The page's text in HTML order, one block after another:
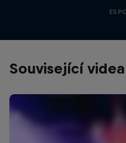
Související videa